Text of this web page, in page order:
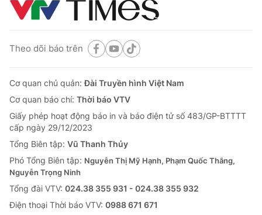
Theo dõi báo trên
Cơ quan chủ quản:Đài Truyền hình Việt Nam
Cơ quan báo chí: Thời báo VTV
Giấy phép hoạt động báo in và báo điện tử số 483/GP-BTTTT
cấp ngày 29/12/2023
Tổng Biên tập: Vũ Thanh Thủy
Phó Tổng Biên tập: Nguyễn Thị Mỹ Hạnh, Phạm Quốc Thắng,
Nguyễn Trọng Ninh
Tổng đài VTV: 024.38 355 931 - 024.38 355 932
Ðiện thoại Thời báo VTV: 0988 671 671